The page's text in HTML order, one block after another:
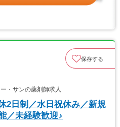
保存する
・サンの薬剤師求人
2日制／水日祝休み／新規
／未経験歓迎♪